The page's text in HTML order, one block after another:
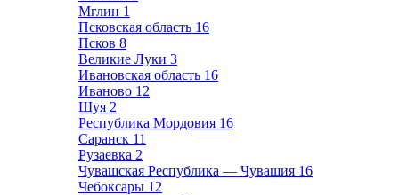
Мглин 1
Псковская область 16
Псков 8
Великие Луки 3
Ивановская область 16
Иваново 12
Шуя 2
Республика Мордовия 16
Саранск 11
Рузаевка 2
Чувашская Республика — Чувашия 16
Чебоксары 12